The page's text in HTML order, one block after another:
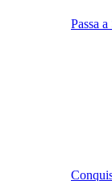
Passa